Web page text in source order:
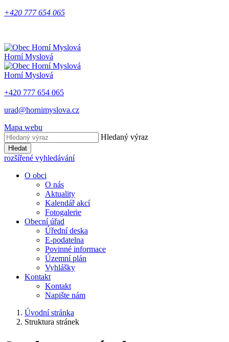
+420 777 654 065
Horní Myslová
Horní Myslová
+420 777 654 065
urad@hornimyslova.cz
Mapa webu
Hledaný výraz
Hledat
rozšířené vyhledávání
O obci
O nás
Aktuality
Kalendář akcí
Fotogalerie
Obecní úřad
Úřední deska
E-podatelna
Povinné informace
Územní plán
Vyhlášky
Kontakt
Kontakt
Napište nám
Úvodní stránka
Struktura stránek